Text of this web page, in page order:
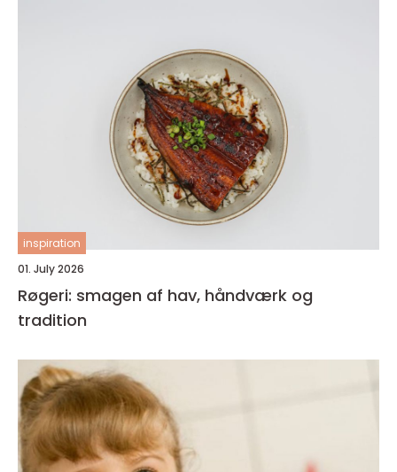
inspiration
01. July 2026
Røgeri: smagen af hav, håndværk og
tradition